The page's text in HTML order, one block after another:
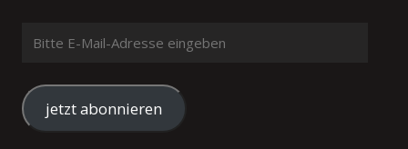
Mail-
Adresse
eingeben
jetzt abonnieren